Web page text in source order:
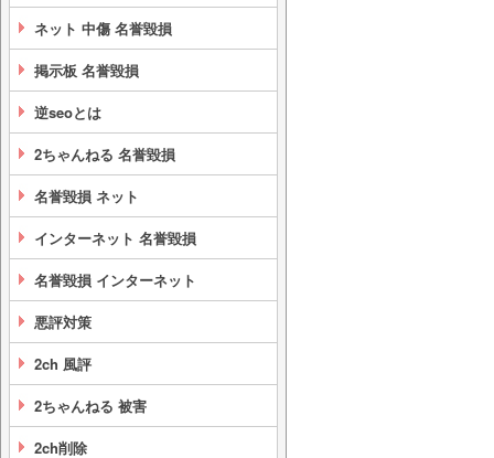
ネット 中傷 名誉毀損
掲示板 名誉毀損
逆seoとは
2ちゃんねる 名誉毀損
名誉毀損 ネット
インターネット 名誉毀損
名誉毀損 インターネット
悪評対策
2ch 風評
2ちゃんねる 被害
2ch削除